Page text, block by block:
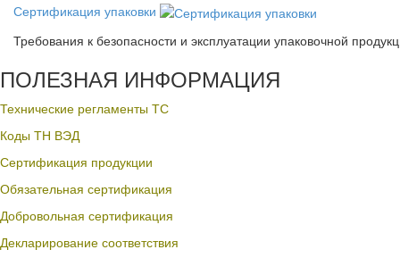
Сертификация упаковки
Требования к безопасности и эксплуатации упаковочной
ПОЛЕЗНАЯ ИНФОРМАЦИЯ
Технические регламенты ТС
Коды ТН ВЭД
Сертификация продукции
Обязательная сертификация
Добровольная сертификация
Декларирование соответствия